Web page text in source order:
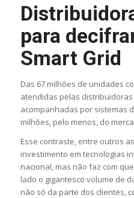
para
Smart Grid
Das 67 milhões de unidades
atendidas pelas
acompanhadas por sistemas
milhões, pelo menos, do
Esse contraste, entre outros
investimento em tecnologias
nacional, mas não faz com
lado o gigantesco volume de
não só da parte dos clientes,